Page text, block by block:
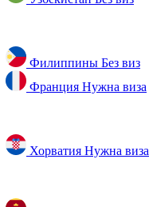
Филиппины Без виз
Франция Нужна виза
Хорватия Нужна виза